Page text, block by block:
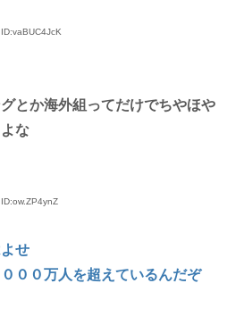
ID:vaBUC4JcK
とか海外組ってだけでちやほや
な
ID:ow.ZP4ynZ
せ
００万人を超えているんだぞ